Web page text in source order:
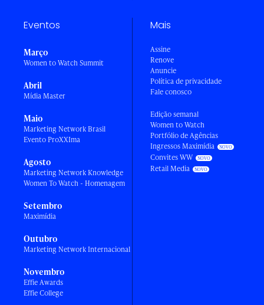
Eventos
Março
Women to Watch Summit
Abril
Mídia Master
Maio
Marketing Network Brasil
Evento ProXXIma
Agosto
Marketing Network Knowledge
Women To Watch - Homenagem
Setembro
Maximídia
Outubro
Marketing Network Internacional
Novembro
Effie Awards
Effie College
Mais
Assine
Renove
Anuncie
Política de privacidade
Fale conosco
Edição semanal
Women to Watch
Portfólio de Agências
Ingressos Maximídia
Convites WW
Retail Media